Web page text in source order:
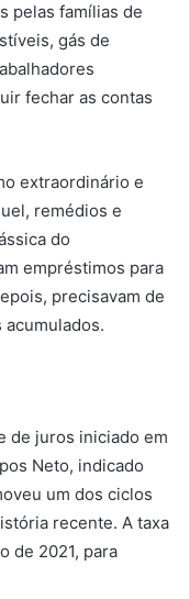
pelas famílias de
gás de
fechar as contas
extraordinário e
remédios e
do
empréstimos para
precisavam de
de juros iniciado em
Neto, indicado
um dos ciclos
recente. A taxa
de 2021, para